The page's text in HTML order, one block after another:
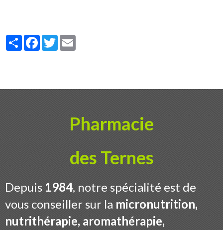
Partager
Facebook
Twitter
Pharmacie
des Ternes
Depuis 1984, notre spécialité est de
vous conseiller sur la micronutrition,
nutrithérapie, aromathérapie,